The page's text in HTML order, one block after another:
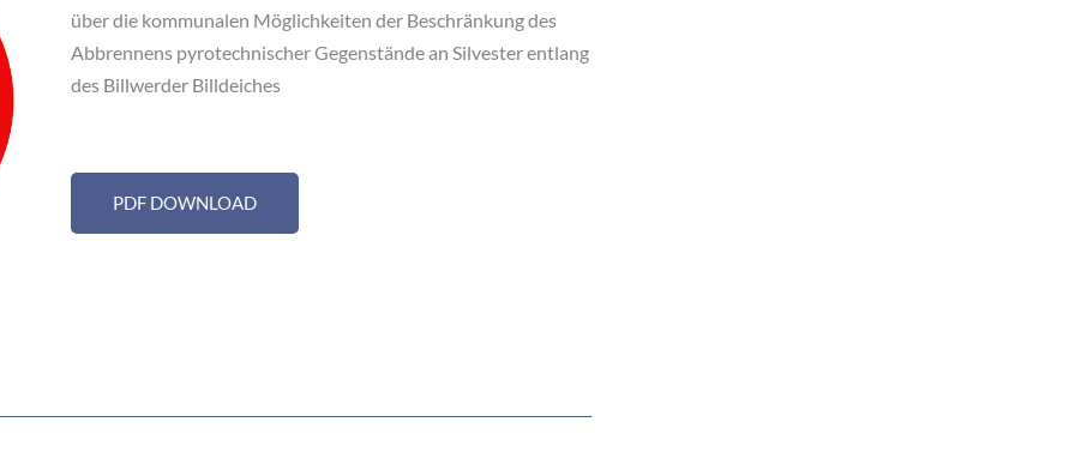
über die kommunalen Möglichkeiten der Beschränkung des
Abbrennens pyrotechnischer Gegenstände an Silvester entlang
des Billwerder Billdeiches
PDF DOWNLOAD